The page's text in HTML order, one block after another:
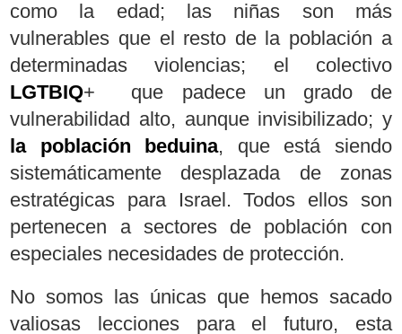
como la edad; las niñas son más
vulnerables que el resto de la población a
determinadas violencias; el colectivo
LGTBIQ+ que padece un grado de
vulnerabilidad alto, aunque invisibilizado; y
la población beduina, que está siendo
sistemáticamente desplazada de zonas
estratégicas para Israel. Todos ellos son
pertenecen a sectores de población con
especiales necesidades de protección.
No somos las únicas que hemos sacado
valiosas lecciones para el futuro, esta